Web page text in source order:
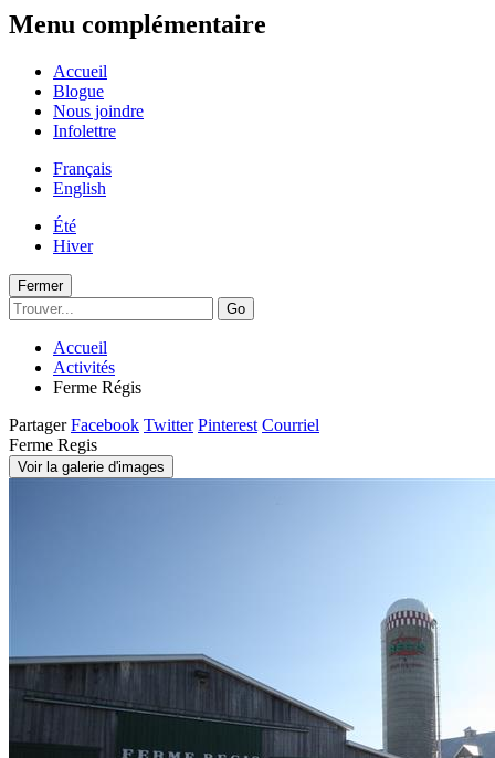
Menu complémentaire
Accueil
Blogue
Nous joindre
Infolettre
Français
English
Été
Hiver
Fermer
Go
Accueil
Activités
Ferme Régis
Partager Facebook Twitter Pinterest Courriel
Ferme Regis
Voir la galerie d'images